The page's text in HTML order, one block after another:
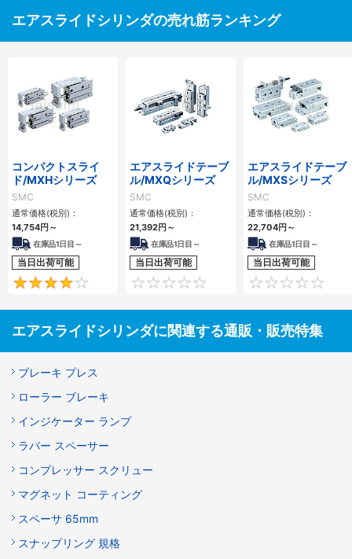
エアスライドシリンダの売れ筋ランキング
コンパクトスライ
ド/MXHシリーズ
SMC
通常価格(税別)：
14,754円～
在庫品1日目～
当日出荷可能
4
エアスライドテーブ
ル/MXQシリーズ
SMC
通常価格(税別)：
21,392円～
在庫品1日目～
当日出荷可能
0
エアスライドテーブ
ル/MXSシリーズ
SMC
通常価格(税別)：
22,704円～
在庫品1日目～
当日出荷可能
エアスライドシリンダに関連する通販・販売特集
ブレーキ プレス
ローラー ブレーキ
インジケーター ランプ
ラバー スペーサー
コンプレッサー スクリュー
マグネット コーティング
スペーサ 65mm
スナップリング 規格